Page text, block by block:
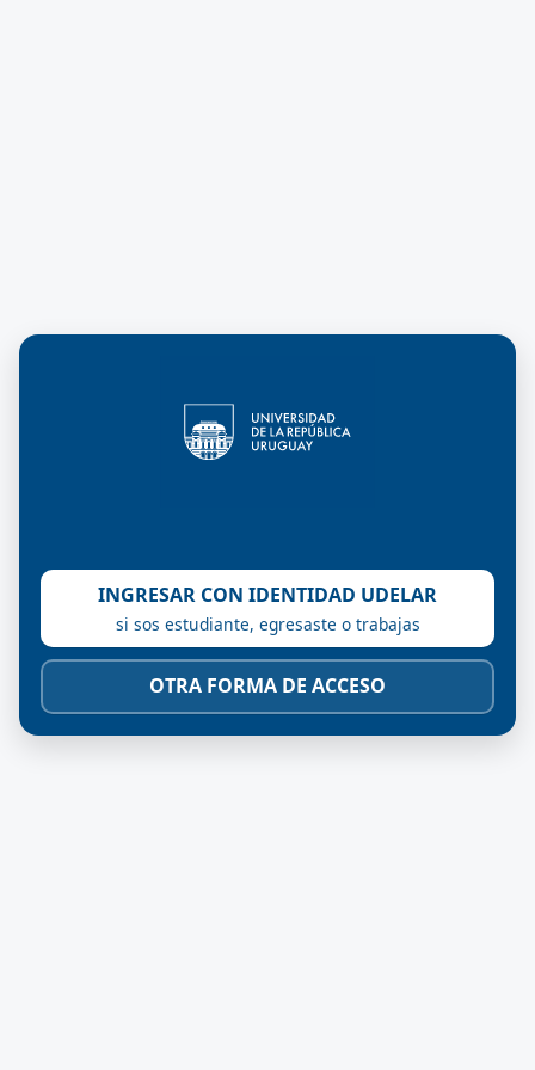
INGRESAR CON IDENTIDAD UDELAR
si sos estudiante, egresaste o trabajas
OTRA FORMA DE ACCESO